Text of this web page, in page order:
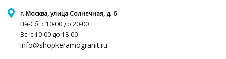
г. Москва, улица Солнечная, д. 6
Пн-Сб: с 10-00 до 20-00
Вс: с 10-00 до 18-00
info@shopkeramogranit.ru